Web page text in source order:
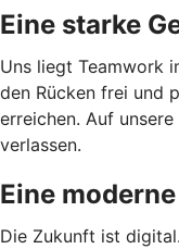
Eine starke
Uns liegt Teamwork
den Rücken frei und
erreichen. Auf
verlassen.
Eine
Die Zukunft ist